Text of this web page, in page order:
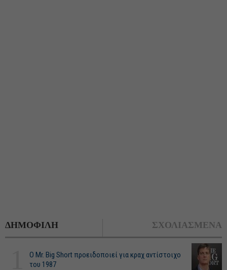
ΔΗΜΟΦΙΛΗ ΣΧΟΛΙΑΣΜΕΝΑ
O Mr. Big Short προειδοποιεί για κραχ αντίστοιχο
του 1987